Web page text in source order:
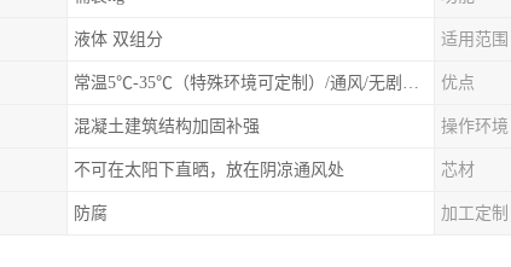
液体 双组分 适用范围
常温5℃-35℃（特殊环境可定制）/通风/无剧烈震动 优点
混凝土建筑结构加固补强 操作环境
不可在太阳下直晒，放在阴凉通风处 芯材
防腐 加工定制